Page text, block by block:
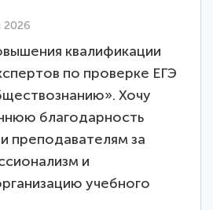
2026
квалификации
по проверке ЕГЭ
Хочу
благодарность
преподавателям за
и
учебного